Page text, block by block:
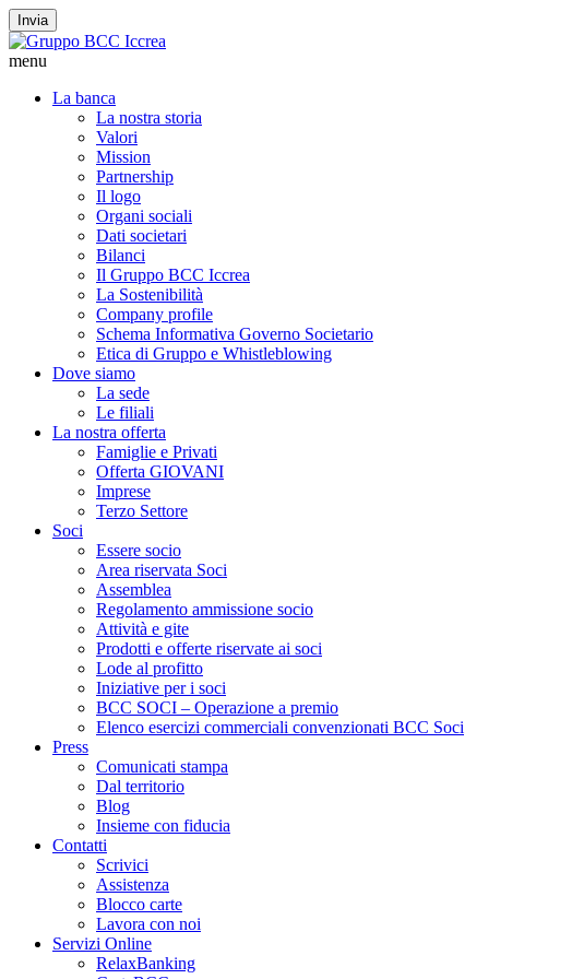
Invia
menu
La banca
La nostra storia
Valori
Mission
Partnership
Il logo
Organi sociali
Dati societari
Bilanci
Il Gruppo BCC Iccrea
La Sostenibilità
Company profile
Schema Informativa Governo Societario
Etica di Gruppo e Whistleblowing
Dove siamo
La sede
Le filiali
La nostra offerta
Famiglie e Privati
Offerta GIOVANI
Imprese
Terzo Settore
Soci
Essere socio
Area riservata Soci
Assemblea
Regolamento ammissione socio
Attività e gite
Prodotti e offerte riservate ai soci
Lode al profitto
Iniziative per i soci
BCC SOCI – Operazione a premio
Elenco esercizi commerciali convenzionati BCC Soci
Press
Comunicati stampa
Dal territorio
Blog
Insieme con fiducia
Contatti
Scrivici
Assistenza
Blocco carte
Lavora con noi
Servizi Online
RelaxBanking